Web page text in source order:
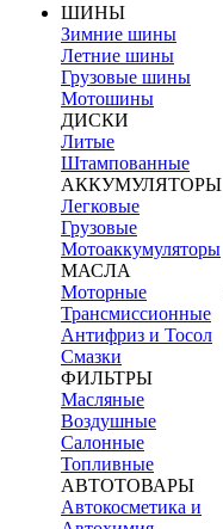
ШИНЫ
Зимние шины
Летние шины
Грузовые шины
Мотошины
ДИСКИ
Литые
Штампованные
АККУМУЛЯТОРЫ
Легковые
Грузовые
Мотоаккумуляторы
МАСЛА
Моторные
Трансмиссионные
Антифриз и Тосол
Смазки
ФИЛЬТРЫ
Масляные
Воздушные
Салонные
Топливные
АВТОТОВАРЫ
Автокосметика и